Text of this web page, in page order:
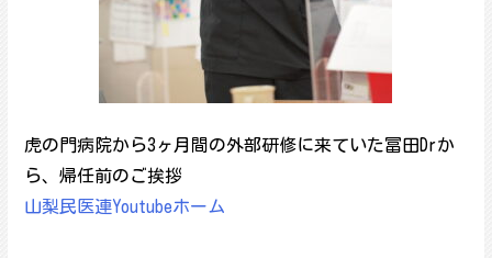
虎の門病院から3ヶ月間の外部研修に来ていた冨田Drか
ら、帰任前のご挨拶
山梨民医連Youtubeホーム